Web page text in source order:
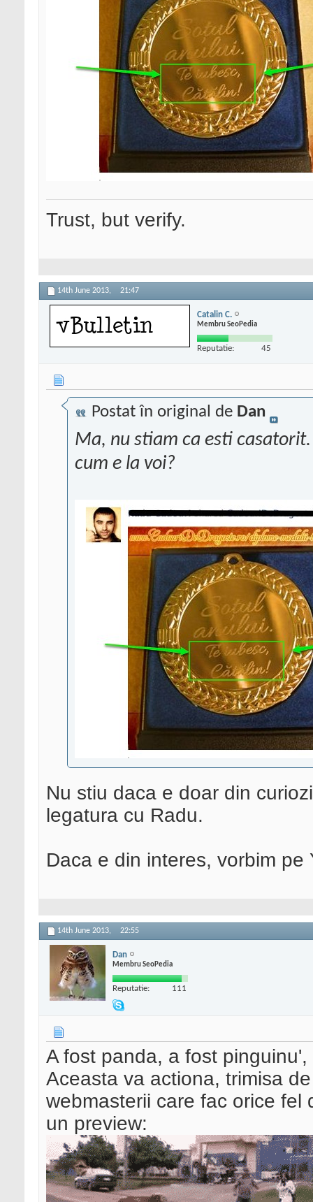
Trust, but verify.
14th June 2013, 21:47
Catalin C.
Membru SeoPedia
Reputatie: 45
Postat în original de Dan
Ma, nu stiam ca esti
cum e la voi?
Nu stiu daca e doar din
legatura cu Radu.
Daca e din interes, vorbim pe
14th June 2013, 22:55
Dan
Membru SeoPedia
Reputatie: 111
A fost panda, a fost
Aceasta va actiona, trimisa
webmasterii care fac orice fel
un preview: